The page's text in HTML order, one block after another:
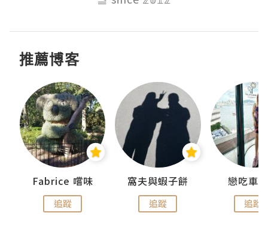
推薦博客
Fabrice 嚐味
追蹤
窩夫與蝦子餅
追蹤
戀吃車
追蹤